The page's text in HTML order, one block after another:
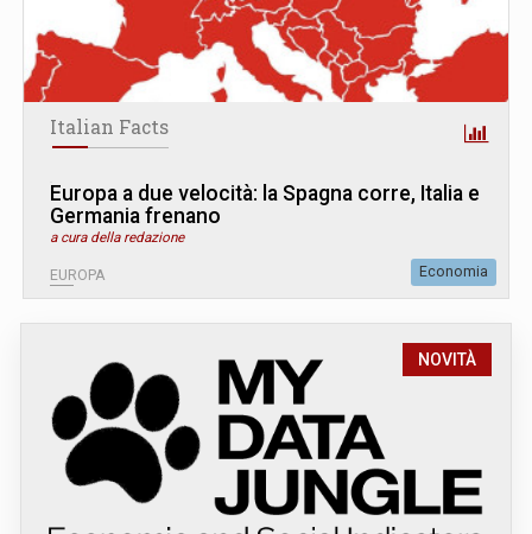
Italian Facts
Europa a due velocità: la Spagna corre, Italia e
Germania frenano
a cura della redazione
EUROPA Economia
NOVITÀ